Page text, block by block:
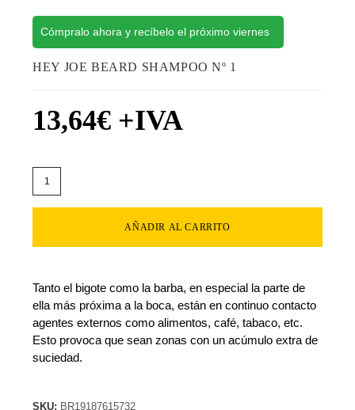
Cómpralo ahora y recíbelo el próximo viernes
HEY JOE BEARD SHAMPOO Nº 1
13,64€ +IVA
AÑADIR AL CARRITO
Tanto el bigote como la barba, en especial la parte de
ella más próxima a la boca, están en continuo contacto
agentes externos como alimentos, café, tabaco, etc.
Esto provoca que sean zonas con un acúmulo extra de
suciedad.
SKU: BR19187615732